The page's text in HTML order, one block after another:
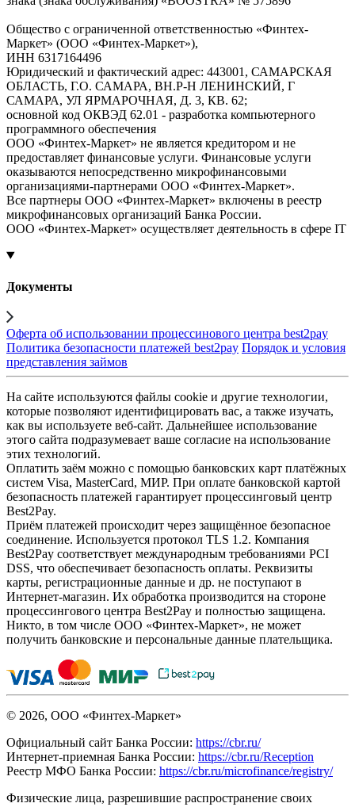
Общество с ограниченной ответственностью «Финтех-
Маркет» (ООО «Финтех-Маркет»),
ИНН 6317164496
Юридический и фактический адрес: 443001, САМАРСКАЯ
ОБЛАСТЬ, Г.О. САМАРА, ВН.Р-Н ЛЕНИНСКИЙ, Г
САМАРА, УЛ ЯРМАРОЧНАЯ, Д. 3, КВ. 62;
основной код ОКВЭД 62.01 - разработка компьютерного
программного обеспечения
ООО «Финтех-Маркет» не является кредитором и не
предоставляет финансовые услуги. Финансовые услуги
оказываются непосредственно микрофинансовыми
организациями-партнерами ООО «Финтех-Маркет».
Все партнеры ООО «Финтех-Маркет» включены в реестр
микрофинансовых организаций Банка России.
ООО «Финтех-Маркет» осуществляет деятельность в сфере IT
Документы
Оферта об использовании процессинового центра best2pay
Политика безопасности платежей best2pay Порядок и условия
представления займов
На сайте используются файлы cookie и другие технологии,
которые позволяют идентифицировать вас, а также изучать,
как вы используете веб-сайт. Дальнейшее использование
этого сайта подразумевает ваше согласие на использование
этих технологий.
Оплатить заём можно с помощью банковских карт платёжных
систем Visa, MasterCard, МИР. При оплате банковской картой
безопасность платежей гарантирует процессинговый центр
Best2Pay.
Приём платежей происходит через защищённое безопасное
соединение. Используется протокол TLS 1.2. Компания
Best2Pay соответствует международным требованиями PCI
DSS, что обеспечивает безопасность оплаты. Реквизиты
карты, регистрационные данные и др. не поступают в
Интернет-магазин. Их обработка производится на стороне
процессингового центра Best2Pay и полностью защищена.
Никто, в том числе ООО «Финтех-Маркет», не может
получить банковские и персональные данные плательщика.
© 2026, ООО «Финтех-Маркет»
Официальный сайт Банка России: https://cbr.ru/
Интернет-приемная Банка России: https://cbr.ru/Reception
Реестр МФО Банка России: https://cbr.ru/microfinance/registry/
Физические лица, разрешившие распространение своих